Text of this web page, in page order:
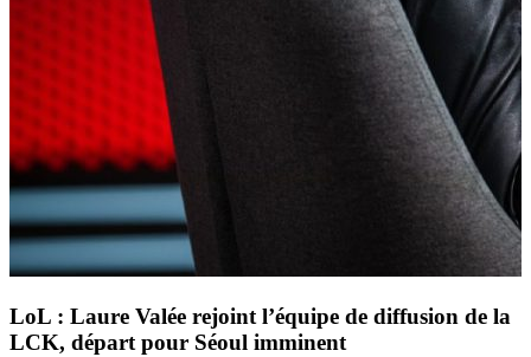
LoL : Laure Valée rejoint l’équipe de diffusion de la
LCK, départ pour Séoul imminent